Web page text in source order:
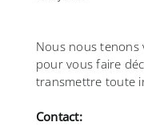
Nous nous tenons
pour vous faire
transmettre toute
Contact: